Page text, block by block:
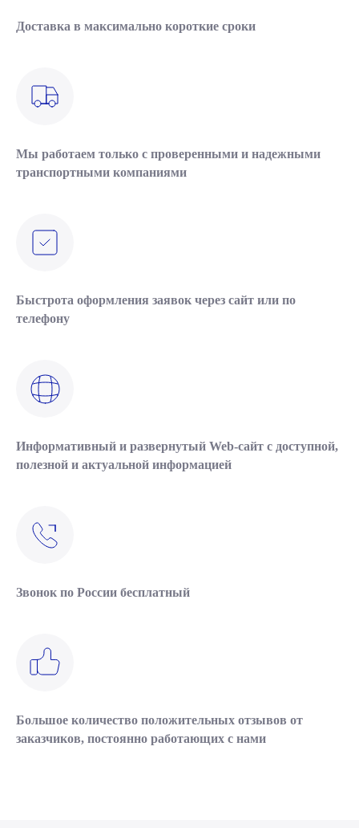
Доставка в максимально короткие сроки
Мы работаем только с проверенными и надежными
транспортными компаниями
Быстрота оформления заявок через сайт или по
телефону
Информативный и развернутый Web-сайт с доступной,
полезной и актуальной информацией
Звонок по России бесплатный
Большое количество положительных отзывов от
заказчиков, постоянно работающих с нами